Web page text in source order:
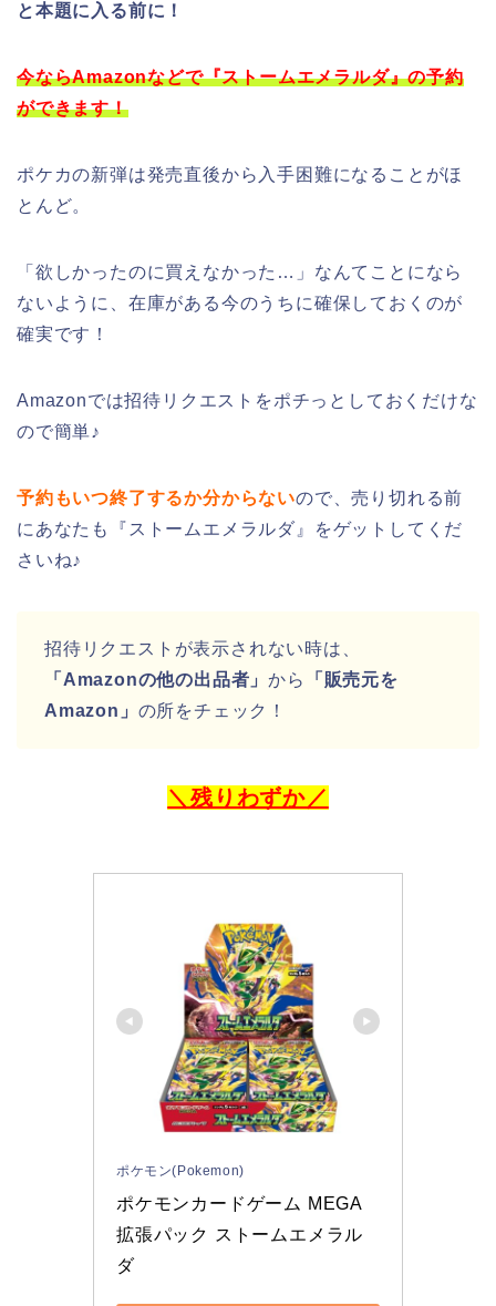
と本題に入る前に！
今ならAmazonなどで『ストームエメラルダ』の予約
ができます！
ポケカの新弾は発売直後から入手困難になることがほ
とんど。
「欲しかったのに買えなかった…」なんてことになら
ないように、在庫がある今のうちに確保しておくのが
確実です！
Amazonでは招待リクエストをポチっとしておくだけな
ので簡単♪
予約もいつ終了するか分からないので、売り切れる前
にあなたも『ストームエメラルダ』をゲットしてくだ
さいね♪
招待リクエストが表示されない時は、
「Amazonの他の出品者」から
「販売元を
Amazon」 の所をチェック！
＼残りわずか／
ポケモン(Pokemon)
ポケモンカードゲーム MEGA
拡張パック ストームエメラル
ダ